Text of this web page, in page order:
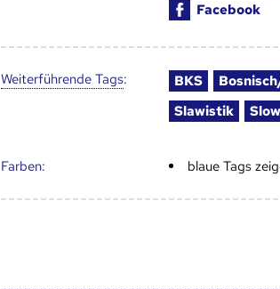
Facebook
Weiter­führende Tags: BKS
Slawistik
Farben:
blaue Tags